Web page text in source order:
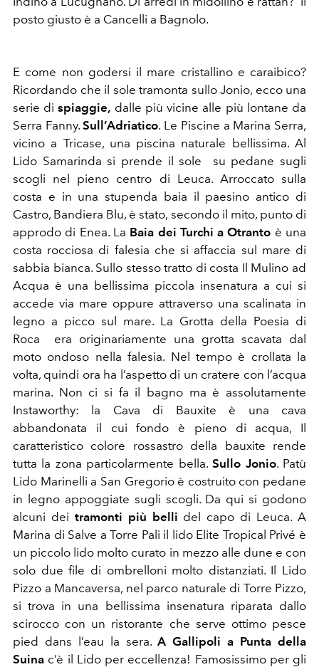
posto giusto è a Cancelli a Bagnolo.
E come non godersi il mare cristallino e caraibico?
Ricordando che il sole tramonta sullo Jonio, ecco una
serie dispiaggie, dalle più vicine alle più lontane da
Serra Fanny.Sull’Adriatico. Le Piscine a Marina Serra,
vicino a Tricase, una piscina naturale bellissima. Al
Lido Samarinda si prende il sole su pedane sugli
scogli nel pieno centro di Leuca. Arroccato sulla
costa e in una stupenda baia il paesino antico di
Castro, Bandiera Blu, è stato, secondo il mito, punto di
approdo di Enea. La Baia dei Turchi a Otranto è una
costa rocciosa di falesia che si affaccia sul mare di
sabbia bianca. Sullo stesso tratto di costa Il Mulino ad
Acqua è una bellissima piccola insenatura a cui si
accede via mare oppure attraverso una scalinata in
legno a picco sul mare. La Grotta della Poesia di
Roca era originariamente una grotta scavata dal
moto ondoso nella falesia. Nel tempo è crollata la
volta, quindi ora ha l’aspetto di un cratere con l’acqua
marina. Non ci si fa il bagno ma è assolutamente
Instaworthy: la Cava di Bauxite è una cava
abbandonata il cui fondo è pieno di acqua, Il
caratteristico colore rossastro della bauxite rende
tutta la zona particolarmente bella.Sullo Jonio. Patù
Lido Marinelli a San Gregorio è costruito con pedane
in legno appoggiate sugli scogli. Da qui si godono
alcuni dei tramonti più belli del capo di Leuca. A
Marina di Salve a Torre Pali il lido Elite Tropical Privé è
un piccolo lido molto curato in mezzo alle dune e con
solo due file di ombrelloni molto distanziati. Il Lido
Pizzo a Mancaversa, nel parco naturale di Torre Pizzo,
si trova in una bellissima insenatura riparata dallo
scirocco con un ristorante che serve ottimo pesce
pied dans l’eau la sera.A Gallipoli a Punta della
Suina c’è il Lido per eccellenza! Famosissimo per gli